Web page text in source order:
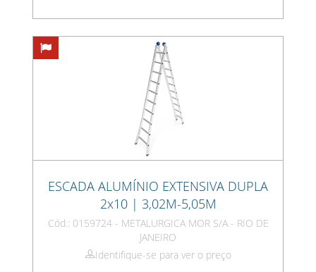
ESCADA ALUMÍNIO EXTENSIVA DUPLA
2x10 | 3,02M-5,05M
Cód.: 0159724 - METALURGICA MOR S/A - RIO DE
JANEIRO
Identifique-se para ver o preço